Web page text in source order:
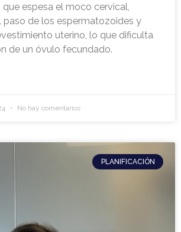
espesa el moco cervical,
paso de los espermatozoides y
uterino, lo que dificulta
de un óvulo fecundado.
No hay comentarios
PLANIFICACIÓN